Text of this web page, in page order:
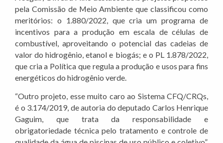
pela Comissão de Meio Ambiente que classificou como
meritórios: o 1.880/2022, que cria um programa de
incentivos para a produção em escala de células de
combustível, aproveitando o potencial das cadeias de
valor do hidrogênio, etanol e biogás; e o PL 1.878/2022,
que cria a Política que regula a produção e usos para fins
energéticos do hidrogênio verde.
“Outro projeto, esse muito caro ao Sistema CFQ/CRQs,
é o 3.174/2019, de autoria do deputado Carlos Henrique
Gaguim, que trata da responsabilidade e
obrigatoriedade técnica pelo tratamento e controle de